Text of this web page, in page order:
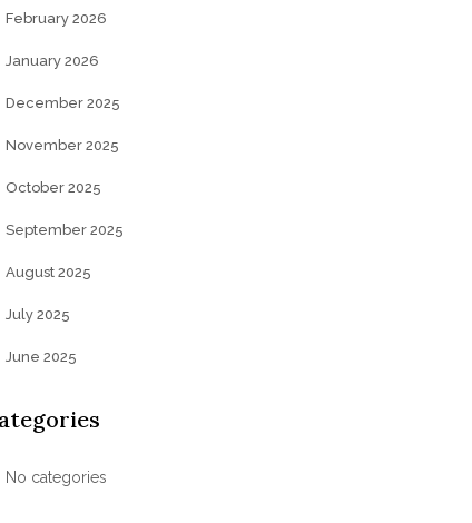
February 2026
January 2026
December 2025
November 2025
October 2025
September 2025
August 2025
July 2025
June 2025
No categories